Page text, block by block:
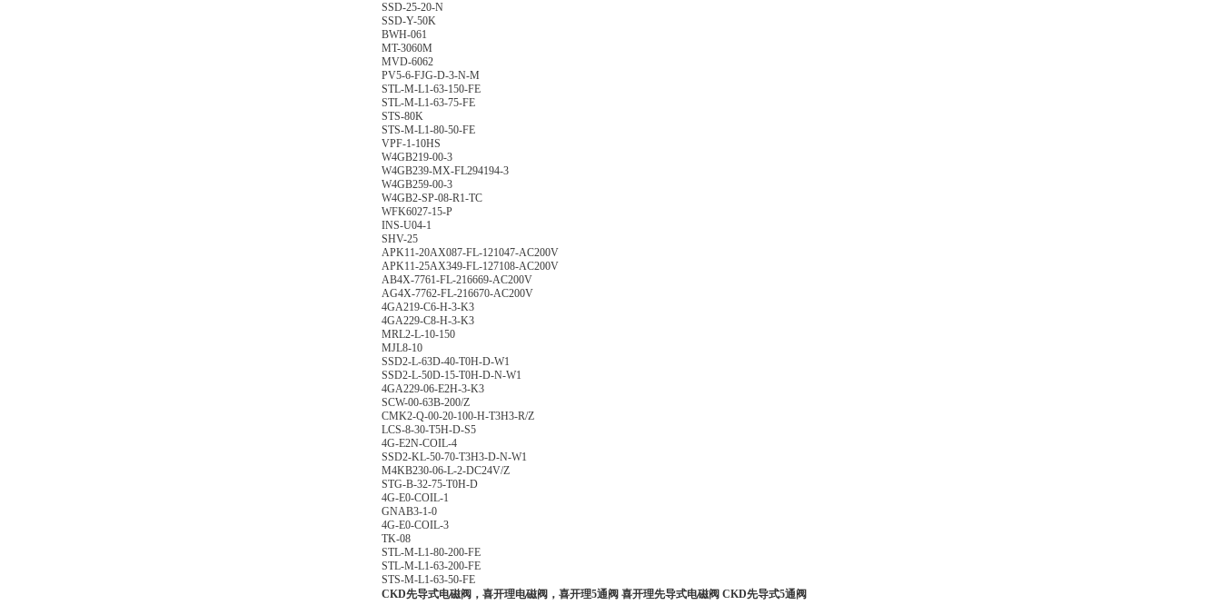
SSD-25-20-N
SSD-Y-50K
BWH-061
MT-3060M
MVD-6062
PV5-6-FJG-D-3-N-M
STL-M-L1-63-150-FE
STL-M-L1-63-75-FE
STS-80K
STS-M-L1-80-50-FE
VPF-1-10HS
W4GB219-00-3
W4GB239-MX-FL294194-3
W4GB259-00-3
W4GB2-SP-08-R1-TC
WFK6027-15-P
INS-U04-1
SHV-25
APK11-20AX087-FL-121047-AC200V
APK11-25AX349-FL-127108-AC200V
AB4X-7761-FL-216669-AC200V
AG4X-7762-FL-216670-AC200V
4GA219-C6-H-3-K3
4GA229-C8-H-3-K3
MRL2-L-10-150
MJL8-10
SSD2-L-63D-40-T0H-D-W1
SSD2-L-50D-15-T0H-D-N-W1
4GA229-06-E2H-3-K3
SCW-00-63B-200/Z
CMK2-Q-00-20-100-H-T3H3-R/Z
LCS-8-30-T5H-D-S5
4G-E2N-COIL-4
SSD2-KL-50-70-T3H3-D-N-W1
M4KB230-06-L-2-DC24V/Z
STG-B-32-75-T0H-D
4G-E0-COIL-1
GNAB3-1-0
4G-E0-COIL-3
TK-08
STL-M-L1-80-200-FE
STL-M-L1-63-200-FE
STS-M-L1-63-50-FE
CKD先导式电磁阀，喜开理电磁阀，喜开理5通阀 喜开理先导式电磁阀 CKD先导式5通阀